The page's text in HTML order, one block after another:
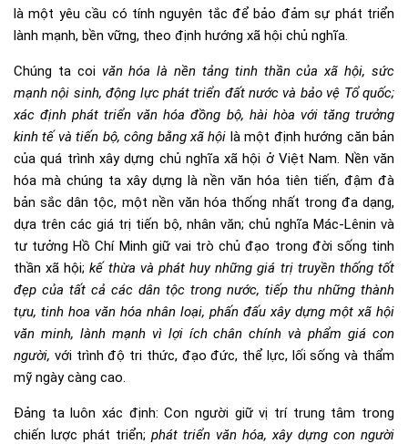
là một yêu cầu có tính nguyên tắc để bảo đảm sự phát triển
lành mạnh, bền vững, theo định hướng xã hội chủ nghĩa.
Chúng ta coi văn hóa là nền tảng tinh thần của xã hội, sức
mạnh nội sinh, động lực phát triển đất nước và bảo vệ Tổ quốc;
xác định phát triển văn hóa đồng bộ, hài hòa với tăng trưởng
kinh tế và tiến bộ, công bằng xã hội là một định hướng căn bản
của quá trình xây dựng chủ nghĩa xã hội ở Việt Nam. Nền văn
hóa mà chúng ta xây dựng là nền văn hóa tiên tiến, đậm đà
bản sắc dân tộc, một nền văn hóa thống nhất trong đa dạng,
dựa trên các giá trị tiến bộ, nhân văn; chủ nghĩa Mác-Lênin và
tư tưởng Hồ Chí Minh giữ vai trò chủ đạo trong đời sống tinh
thần xã hội;kế thừa và phát huy những giá trị truyền thống tốt
đẹp của tất cả các dân tộc trong nước, tiếp thu những thành
tựu, tinh hoa văn hóa nhân loại, phấn đấu xây dựng một xã hội
văn minh, lành mạnh vì lợi ích chân chính và phẩm giá con
người, với trình độ tri thức, đạo đức, thể lực, lối sống và thẩm
mỹ ngày càng cao.
Đảng ta luôn xác định: Con người giữ vị trí trung tâm trong
chiến lược phát triển; phát triển văn hóa, xây dựng con người